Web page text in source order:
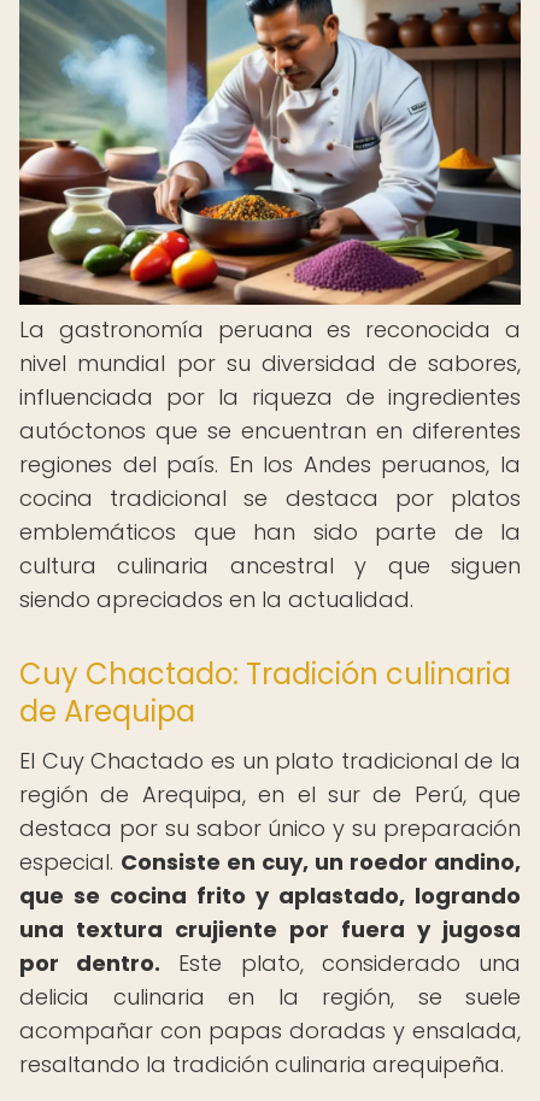
La gastronomía peruana es reconocida a
nivel mundial por su diversidad de sabores,
influenciada por la riqueza de ingredientes
autóctonos que se encuentran en diferentes
regiones del país. En los Andes peruanos, la
cocina tradicional se destaca por platos
emblemáticos que han sido parte de la
cultura culinaria ancestral y que siguen
siendo apreciados en la actualidad.
Cuy Chactado: Tradición culinaria
de Arequipa
El Cuy Chactado es un plato tradicional de la
región de Arequipa, en el sur de Perú, que
destaca por su sabor único y su preparación
especial. Consiste en cuy, un roedor andino,
que se cocina frito y aplastado, logrando
una textura crujiente por fuera y jugosa
por dentro. Este plato, considerado una
delicia culinaria en la región, se suele
acompañar con papas doradas y ensalada,
resaltando la tradición culinaria arequipeña.